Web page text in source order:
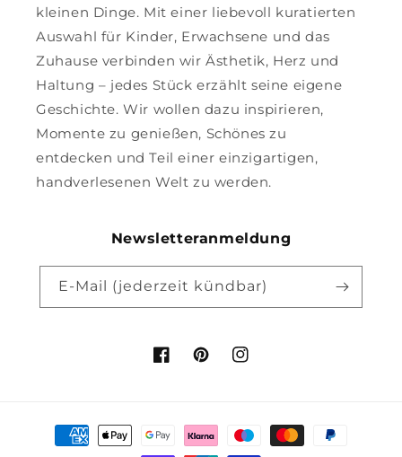
kleinen Dinge. Mit einer liebevoll kuratierten
Auswahl für Kinder, Erwachsene und das
Zuhause verbinden wir Ästhetik, Herz und
Haltung – jedes Stück erzählt seine eigene
Geschichte. Wir wollen dazu inspirieren,
Momente zu genießen, Schönes zu
entdecken und Teil einer einzigartigen,
handverlesenen Welt zu werden.
Newsletteranmeldung
E-Mail (jederzeit kündbar)
FacebookPinterestInstagram
Zahlungsmethoden